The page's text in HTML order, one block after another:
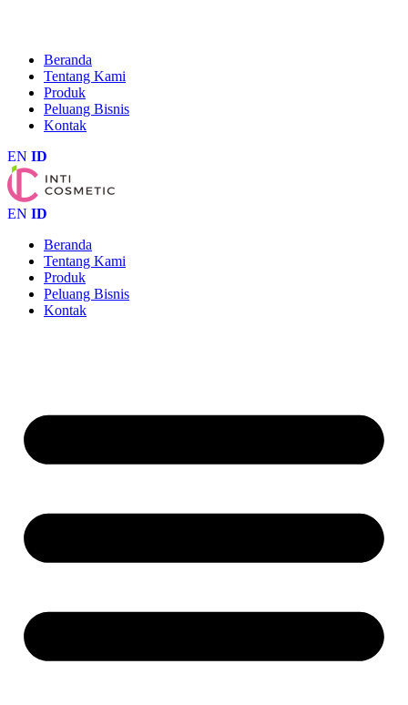
Beranda
Tentang Kami
Produk
Peluang Bisnis
Kontak
EN ID
EN ID
Beranda
Tentang Kami
Produk
Peluang Bisnis
Kontak